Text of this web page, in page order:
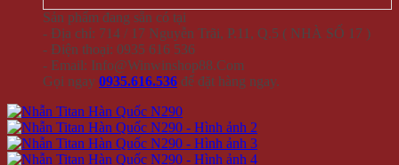
Sản phẩm đang sẵn có tại
- Địa chỉ: 714 / 17 Nguyễn Trãi, P.11, Q.5 ( NHÀ SỐ 17 )
- Điện thoại: 0935 616 536
- Email: Info@Winwinshop88.Com
Gọi ngay 0935.616.536 để đặt hàng ngay.